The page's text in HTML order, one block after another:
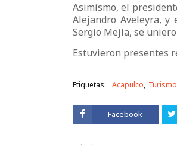
Asimismo, el
Alejandro Aveleyra, y
Sergio Mejía, se
Estuvieron presentes
Etiquetas: Acapulco Turismo
Facebook